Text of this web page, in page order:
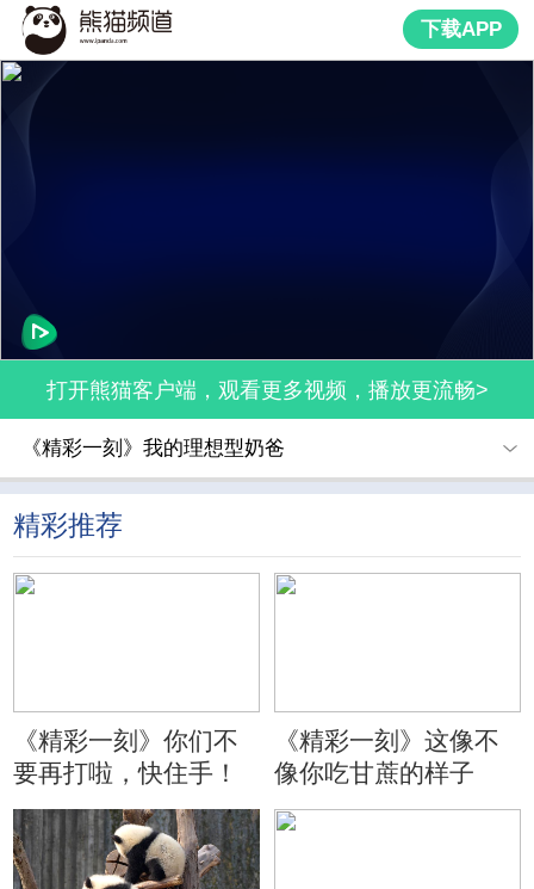
下载APP
打开熊猫客户端，观看更多视频，播放更流畅>
《精彩一刻》我的理想型奶爸
精彩推荐
《精彩一刻》你们不
要再打啦，快住手！
《精彩一刻》这像不
像你吃甘蔗的样子